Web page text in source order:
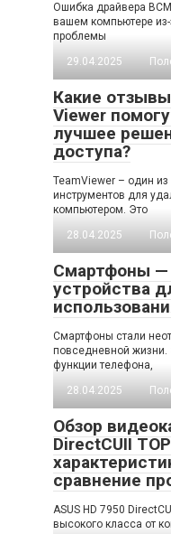
Ошибка драйвера
вашем компьютере
проблемы
29.04.2025
Какие
Viewer
лучшее
доступа?
TeamViewer – один
инструментов для
компьютером. Это
28.04.2025
Смартфоны —
устройства
Смартфоны стали
повседневной жизни.
функции телефона,
28.04.2025
Обзор
DirectCUII
сравнение
ASUS HD 7950
высокого класса от